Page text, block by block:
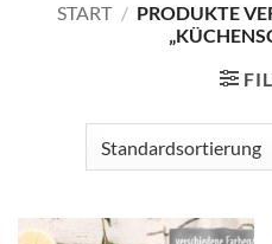
START / PRODUKTE